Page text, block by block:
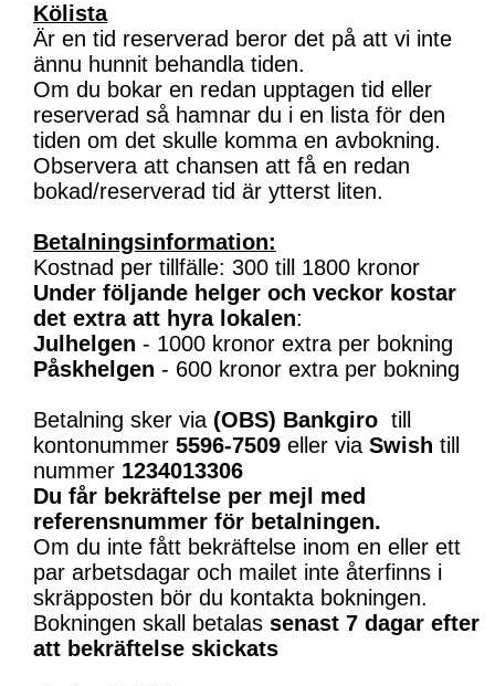
Kölista
Är en tid reserverad beror det på att vi inte
ännu hunnit behandla tiden.
Om du bokar en redan upptagen tid eller
reserverad så hamnar du i en lista för den
tiden om det skulle komma en avbokning.
Observera att chansen att få en redan
bokad/reserverad tid är ytterst liten.
Betalningsinformation:
Kostnad per tillfälle: 300 till 1800 kronor
Under följande helger och veckor kostar
det extra att hyra lokalen:
Julhelgen - 1000 kronor extra per bokning
Påskhelgen - 600 kronor extra per bokning
Betalning sker via (OBS) Bankgiro till
kontonummer 5596-7509 eller via Swish till
nummer 1234013306
Du får bekräftelse per mejl med
referensnummer för betalningen.
Om du inte fått bekräftelse inom en eller ett
par arbetsdagar och mailet inte återfinns i
skräpposten bör du kontakta bokningen.
Bokningen skall betalas senast 7 dagar efter
att bekräftelse skickats